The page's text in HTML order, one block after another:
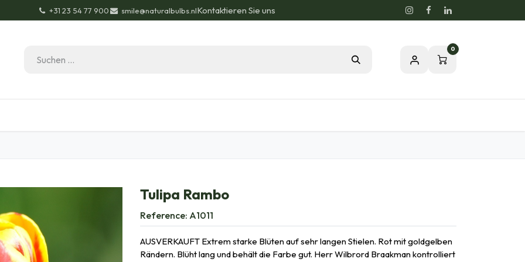
+31 23 54 77 900 smile@naturalbulbs.nlKontaktieren Sie uns
0
Tulipa Rambo
Reference: A1011
AUSVERKAUFT Extrem starke Blüten auf sehr langen Stielen. Rot mit goldgelben
Rändern. Blüht lang und behält die Farbe gut. Herr Wilbrord Braakman kontrolliert